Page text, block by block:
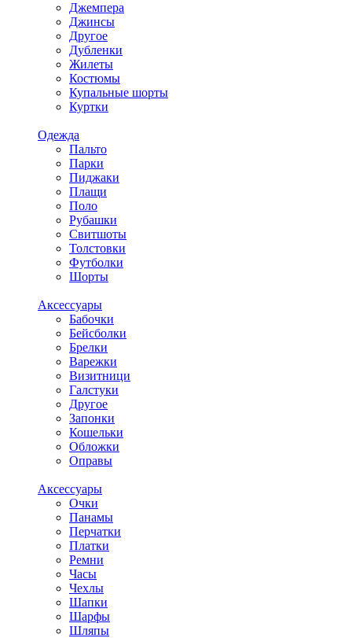
Джемпера
Джинсы
Другое
Дубленки
Жилеты
Костюмы
Купальные шорты
Куртки
Одежда
Пальто
Парки
Пиджаки
Плащи
Поло
Рубашки
Свитшоты
Толстовки
Футболки
Шорты
Аксессуары
Бабочки
Бейсболки
Брелки
Варежки
Визитници
Галстуки
Другое
Запонки
Кошельки
Обложки
Оправы
Аксессуары
Очки
Панамы
Перчатки
Платки
Ремни
Часы
Чехлы
Шапки
Шарфы
Шляпы